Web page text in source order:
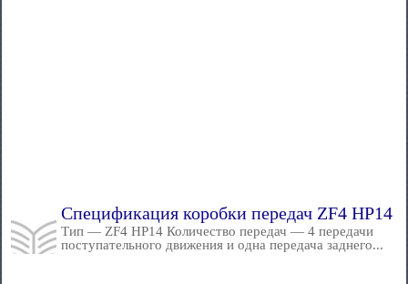
Спецификация коробки передач ZF4 HP14
Тип — ZF4 НР14 Количество передач — 4 передачи
поступательного движения и одна передача заднего...